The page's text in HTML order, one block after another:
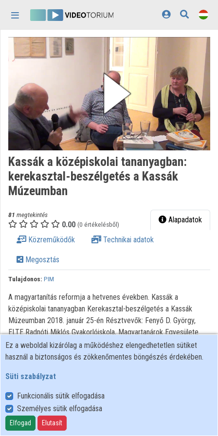
Kezdőlap
Felfedezés
Kategóriák
Lejátszási listák
Intézmények
Közreműködők
Megjelenés:világos
Kassák a középiskolai tananyagban:
kerekasztal-beszélgetés a Kassák
Múzeumban
81 megtekintés
0.00 (0 értékelésből) Alapadatok
Közreműködők Technikai adatok
Megosztás
Tulajdonos: PIM
A magyartanítás reformja a hetvenes években. Kassák a
középiskolai tananyagban Kerekasztal-beszélgetés a Kassák
Múzeumban 2018. január 25-én Résztvevők: Fenyő D. György,
ELTE Radnóti Miklós Gyakorlóiskola, Magyartanárok Egyesülete
Schafferné Varga Judit, Illyés Gyula Gimnázium, Magyartanárok
Egyesülete Veres András, MTA BTK Irodalomtudományi Intézet
Irodalomtudományi Intézetének munkatársai az
irodalomtörténetet új megközelítéssel feldolgozó, úgynevezett
„reformtankönyveket” javasoltak a középiskolai oktatás számára.
A reformtankönyvek megjelenését heves viták övezték (ez volt a
„tankönyvháború”). A tankönyvek hatását az is mutatja, hogy a
Ez a weboldal kizárólag a működéshez elengedhetetlen sütiket
használ a biztonságos és zökkenőmentes böngészés érdekében.
Süti szabályzat
Funkcionális sütik elfogadása
Személyes sütik elfogadása
Elfogad Elutasít